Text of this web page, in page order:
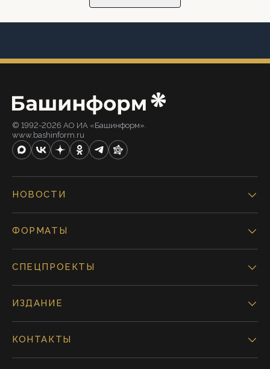
© 1992-2026 АО ИА «Башинформ».
www.bashinform.ru
НОВОСТИ
ФОРМАТЫ
СПЕЦПРОЕКТЫ
ИЗДАНИЕ
КОНТАКТЫ